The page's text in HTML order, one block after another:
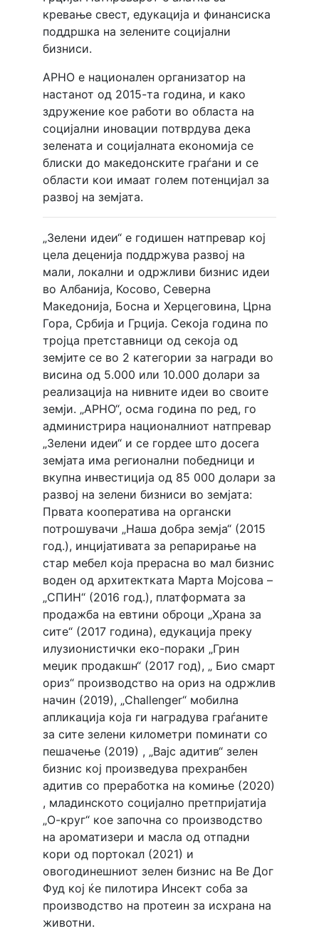
кревање свест, едукација и финансиска
поддршка на зелените социјални
бизниси.
АРНО е национален организатор на
настанот од 2015-та година, и како
здружение кое работи во областа на
социјални иновации потврдува дека
зелената и социјалната економија се
блиски до македонските граѓани и се
области кои имаат голем потенцијал за
развој на земјата.
„Зелени идеи“ е годишен натпревар кој
цела деценија поддржува развој на
мали, локални и одржливи бизнис идеи
во Албанија, Косово, Северна
Македонија, Босна и Херцеговина, Црна
Гора, Србија и Грција. Секоја година по
тројца претставници од секоја од
земјите се во 2 категории за награди во
висина од 5.000 или 10.000 долари за
реализација на нивните идеи во своите
земји. „АРНО“, осма година по ред, го
администрира националниот натпревар
„Зелени идеи“ и се гордее што досега
земјата има регионални победници и
вкупна инвестиција од 85 000 долари за
развој на зелени бизниси во земјата:
Првата кооператива на органски
потрошувачи „Наша добра земја“ (2015
год.), инцијативата за репарирање на
стар мебел која прерасна во мал бизнис
воден од архитектката Марта Мојсова –
„СПИН“ (2016 год.), платформата за
продажба на евтини оброци „Храна за
сите“ (2017 година), едукација преку
илузионистички еко-пораки „Грин
меџик продакшн“ (2017 год), „ Био смарт
ориз“ производство на ориз на одржлив
начин (2019), „Challenger“ мобилна
апликација која ги наградува граѓаните
за сите зелени километри поминати со
пешачење (2019) , „Вајс адитив“ зелен
бизнис кој произведува прехранбен
адитив со преработка на комиње (2020)
, младинското социјално претпријатија
„О-круг“ кое започна со производство
на ароматизери и масла од отпадни
кори од портокал (2021) и
овогодинешниот зелен бизнис на Ве Дог
Фуд кој ќе пилотира Инсект соба за
производство на протеин за исхрана на
животни.